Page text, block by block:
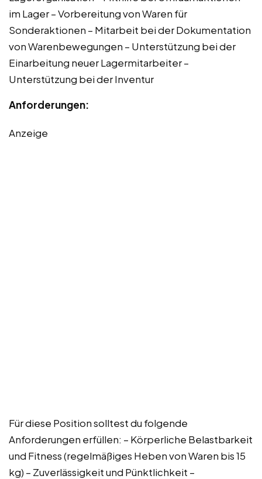
im Lager – Vorbereitung von Waren für
Sonderaktionen – Mitarbeit bei der Dokumentation
von Warenbewegungen – Unterstützung bei der
Einarbeitung neuer Lagermitarbeiter –
Unterstützung bei der Inventur
Anforderungen:
Anzeige
Für diese Position solltest du folgende
Anforderungen erfüllen: – Körperliche Belastbarkeit
und Fitness (regelmäßiges Heben von Waren bis 15
kg) – Zuverlässigkeit und Pünktlichkeit –